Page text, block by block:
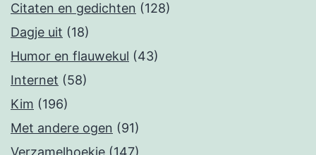
Citaten en gedichten (128)
Dagje uit (18)
Humor en flauwekul (43)
Internet (58)
Kim (196)
Met andere ogen (91)